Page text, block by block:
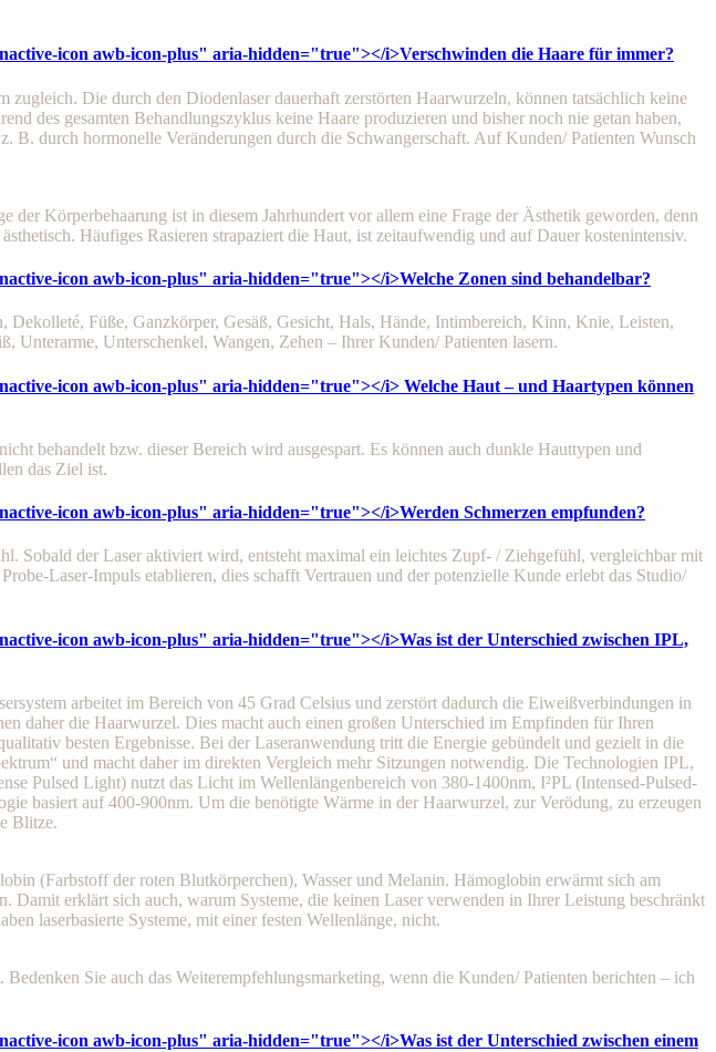
icon awb-icon-plus" aria-hidden="true"></i>Verschwinden die Haare für immer?
Die durch den Diodenlaser dauerhaft zerstörten Haarwurzeln, können tatsächlich keine
des gesamten Behandlungszyklus keine Haare produzieren und bisher noch nie getan haben,
B. durch hormonelle Veränderungen durch die Schwangerschaft. Auf Kunden/ Patienten Wunsch
Körperbehaarung ist in diesem Jahrhundert vor allem eine Frage der Ästhetik geworden, denn
Häufiges Rasieren strapaziert die Haut, ist zeitaufwendig und auf Dauer kostenintensiv.
icon awb-icon-plus" aria-hidden="true"></i>Welche Zonen sind behandelbar?
Füße, Ganzkörper, Gesäß, Gesicht, Hals, Hände, Intimbereich, Kinn, Knie, Leisten,
Unterarme, Unterschenkel, Wangen, Zehen – Ihrer Kunden/ Patienten lasern.
icon awb-icon-plus" aria-hidden="true"></i> Welche Haut – und Haartypen können
behandelt bzw. dieser Bereich wird ausgespart. Es können auch dunkle Hauttypen und
das Ziel ist.
icon awb-icon-plus" aria-hidden="true"></i>Werden Schmerzen empfunden?
Sobald der Laser aktiviert wird, entsteht maximal ein leichtes Zupf- / Ziehgefühl, vergleichbar mit
Laser-Impuls etablieren, dies schafft Vertrauen und der potenzielle Kunde erlebt das Studio/
icon awb-icon-plus" aria-hidden="true"></i>Was ist der Unterschied zwischen IPL,
arbeitet im Bereich von 45 Grad Celsius und zerstört dadurch die Eiweißverbindungen in
daher die Haarwurzel. Dies macht auch einen großen Unterschied im Empfinden für Ihren
besten Ergebnisse. Bei der Laseranwendung tritt die Energie gebündelt und gezielt in die
und macht daher im direkten Vergleich mehr Sitzungen notwendig. Die Technologien IPL,
Pulsed Light) nutzt das Licht im Wellenlängenbereich von 380-1400nm, I²PL (Intensed-Pulsed-
basiert auf 400-900nm. Um die benötigte Wärme in der Haarwurzel, zur Verödung, zu erzeugen
Blitze.
(Farbstoff der roten Blutkörperchen), Wasser und Melanin. Hämoglobin erwärmt sich am
Damit erklärt sich auch, warum Systeme, die keinen Laser verwenden in Ihrer Leistung beschränkt
laserbasierte Systeme, mit einer festen Wellenlänge, nicht.
Sie auch das Weiterempfehlungsmarketing, wenn die Kunden/ Patienten berichten – ich
icon awb-icon-plus" aria-hidden="true"></i>Was ist der Unterschied zwischen einem